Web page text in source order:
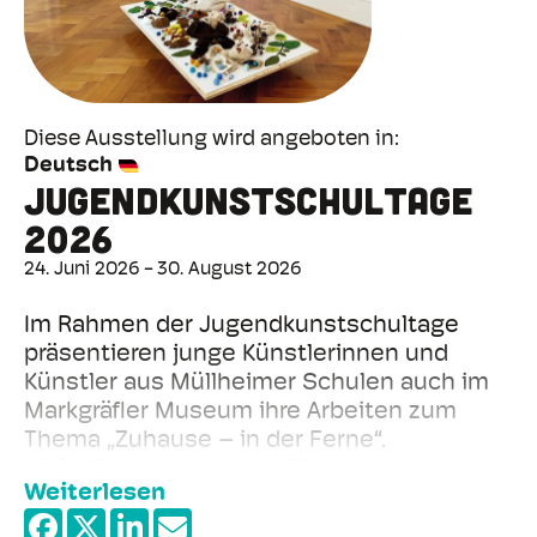
Diese Ausstellung wird angeboten in
Deutsch
Jugendkunstschultage
2026
24. Juni 2026 30. August 2026
Im Rahmen der Jugendkunstschultage
präsentieren junge Künstlerinnen und
Künstler aus Müllheimer Schulen auch im
Markgräfler Museum ihre Arbeiten zum
Thema „Zuhause – in der Ferne“.
heute in unterschiedlichen kulturellen
Kontexten auf. Für sie bedeutet „Zuhause“
Weiterlesen